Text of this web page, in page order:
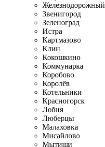
Железнодорожный
Звенигород
Зеленоград
Истра
Картмазово
Клин
Кокошкино
Коммунарка
Коробово
Королёв
Котельники
Красногорск
Лобня
Люберцы
Малаховка
Мисайлово
Мытищи